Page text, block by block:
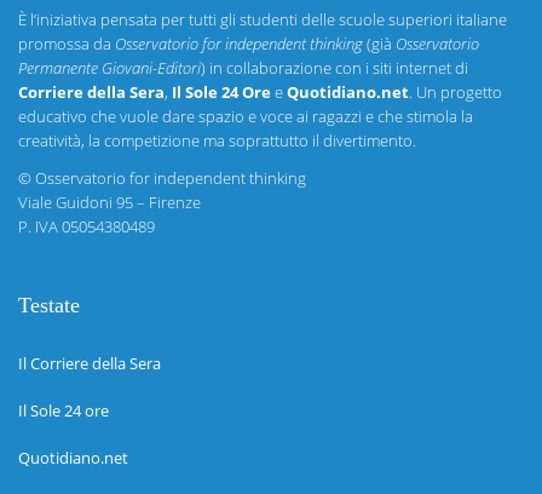
È l’iniziativa pensata per tutti gli studenti delle scuole superiori italiane
promossa da Osservatorio for independent thinking(già Osservatorio
Permanente Giovani-Editori) in collaborazione con i siti internet di
Corriere della Sera, Il Sole 24 OreeQuotidiano.net. Un progetto
educativo che vuole dare spazio e voce ai ragazzi e che stimola la
creatività, la competizione ma soprattutto il divertimento.
©Osservatorio for independent thinking
Viale Guidoni 95 – Firenze
P. IVA 05054380489
Testate
Il Corriere della Sera
Il Sole 24 ore
Quotidiano.net